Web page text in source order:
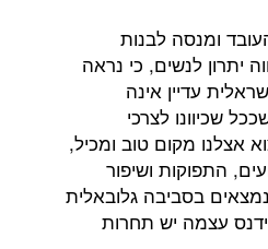
לבנות
כי נראה
אינה
לצרכי
טוב ומכיל,
ושיפור
גלובאלית
תחרות